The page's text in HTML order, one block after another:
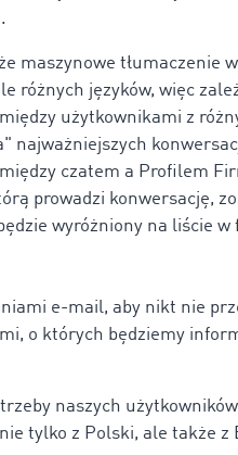
maszynowe tłumaczenie
różnych języków, więc
użytkownikami z
najważniejszych
czatem a Profilem
prowadzi konwersację,
wyróżniony na liście w
e-mail, aby nikt nie
o których będziemy
naszych
tylko z Polski, ale także z